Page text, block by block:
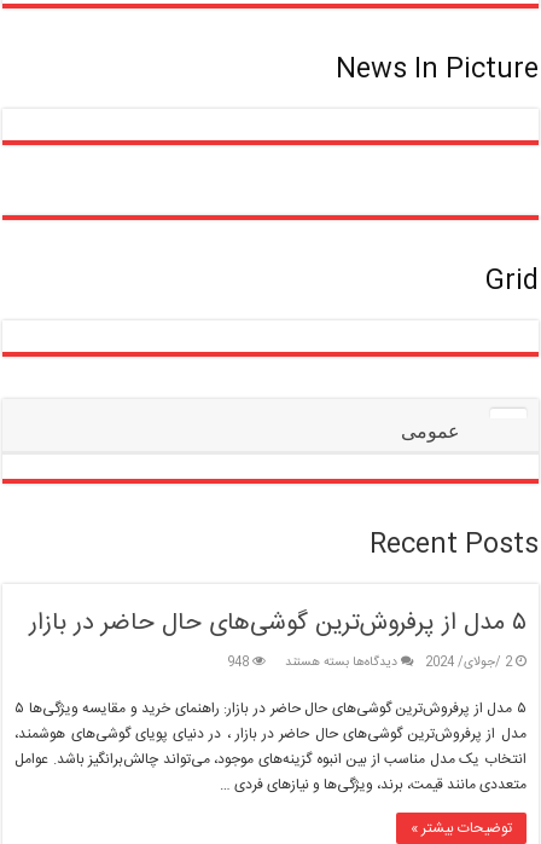
News In Picture
Grid
عمومی
Recent Posts
۵ مدل از پرفروش‌ترین گوشی‌های حال حاضر در بازار
2 /جولای/ 2024 دیدگاه‌هابرای
مدل
پرفروش‌ترین
گوشی‌های
حال
بسته هستند 948
۵ مدل از پرفروش‌ترین گوشی‌های حال حاضر در بازار: راهنمای خرید و مقایسه ویژگی‌ها ۵
مدل از پرفروش‌ترین گوشی‌های حال حاضر در بازار ، در دنیای پویای گوشی‌های هوشمند،
انتخاب یک مدل مناسب از بین انبوه گزینه‌های موجود، می‌تواند چالش‌برانگیز باشد. عوامل
متعددی مانند قیمت، برند، ویژگی‌ها و نیازهای فردی …
توضیحات بیشتر »